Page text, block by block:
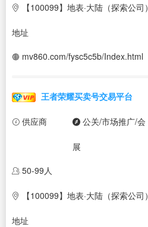
【100099】地表·大陆（探索公司）
地址
mv860.com/fysc5c5b/Index.html
王者荣耀买卖号交易平台
供应商 公关/市场推广/会
展
50-99人
【100099】地表·大陆（探索公司）
地址